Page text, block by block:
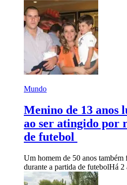
Mundo
Menino de 13 anos
ao ser atingido por
de futebol
Um homem de 50 anos
durante a partida de futebolHá 2